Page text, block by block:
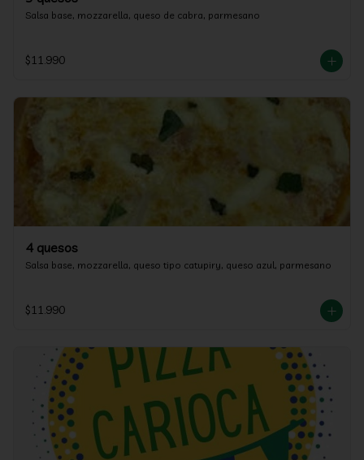
Salsa base, mozzarella, queso de cabra, parmesano
$11.990
4 quesos
Salsa base, mozzarella, queso tipo catupiry, queso azul, parmesano
$11.990